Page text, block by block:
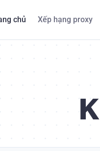
chủ Xếp hạng proxy